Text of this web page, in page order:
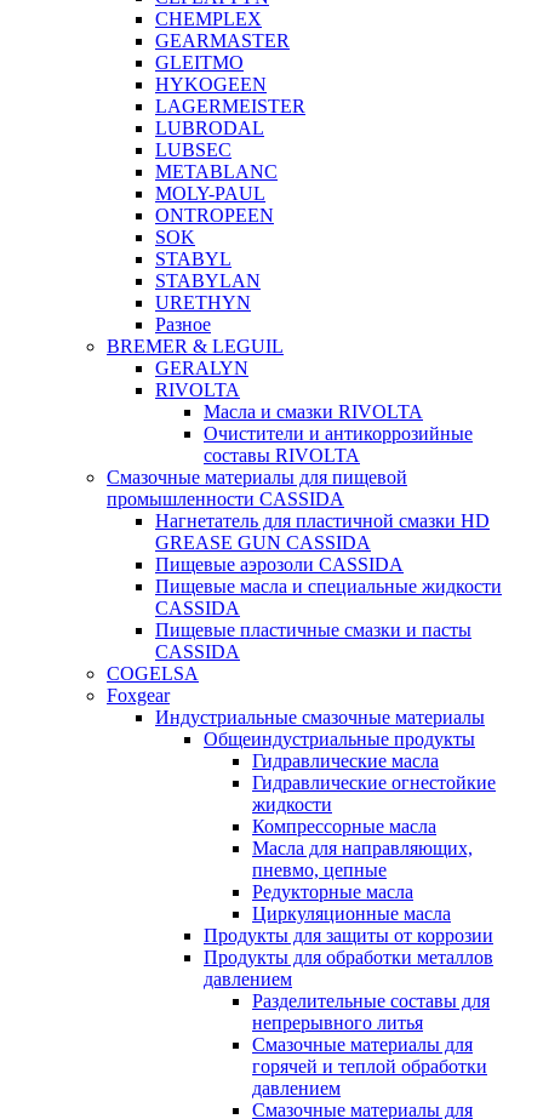
CHEMPLEX
GEARMASTER
GLEITMO
HYKOGEEN
LAGERMEISTER
LUBRODAL
LUBSEC
METABLANC
MOLY-PAUL
ONTROPEEN
SOK
STABYL
STABYLAN
URETHYN
Разное
BREMER & LEGUIL
GERALYN
RIVOLTA
Масла и смазки RIVOLTA
Очистители и антикоррозийные
составы RIVOLTA
Смазочные материалы для пищевой
промышленности CASSIDA
Нагнетатель для пластичной смазки HD
GREASE GUN CASSIDA
Пищевые аэрозоли CASSIDA
Пищевые масла и специальные жидкости
CASSIDA
Пищевые пластичные смазки и пасты
CASSIDA
COGELSA
Foxgear
Индустриальные смазочные материалы
Общеиндустриальные продукты
Гидравлические масла
Гидравлические огнестойкие
жидкости
Компрессорные масла
Масла для направляющих,
пневмо, цепные
Редукторные масла
Циркуляционные масла
Продукты для защиты от коррозии
Продукты для обработки металлов
давлением
Разделительные составы для
непрерывного литья
Смазочные материалы для
горячей и теплой обработки
давлением
Смазочные материалы для